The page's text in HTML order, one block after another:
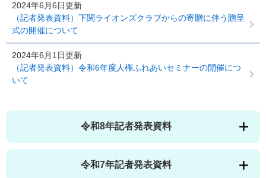
2024年6月6日更新
（記者発表資料）下関ライオンズクラブからの寄贈に伴う贈呈
式の開催について
2024年6月1日更新
（記者発表資料）令和6年度人権ふれあいセミナーの開催につ
いて
令和8年記者発表資料
令和7年記者発表資料